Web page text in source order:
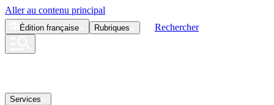
Aller au contenu principal
Édition française Rubriques Rechercher
Services